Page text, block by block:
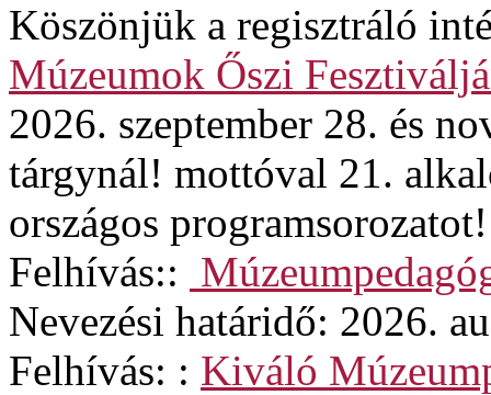
Köszönjük a regisztráló
Múzeumok Őszi
2026. szeptember 28. és
tárgynál! mottóval 21.
országos programsorozatot!
Felhívás::
Nevezési határidő: 2026.
Felhívás: : Kiváló